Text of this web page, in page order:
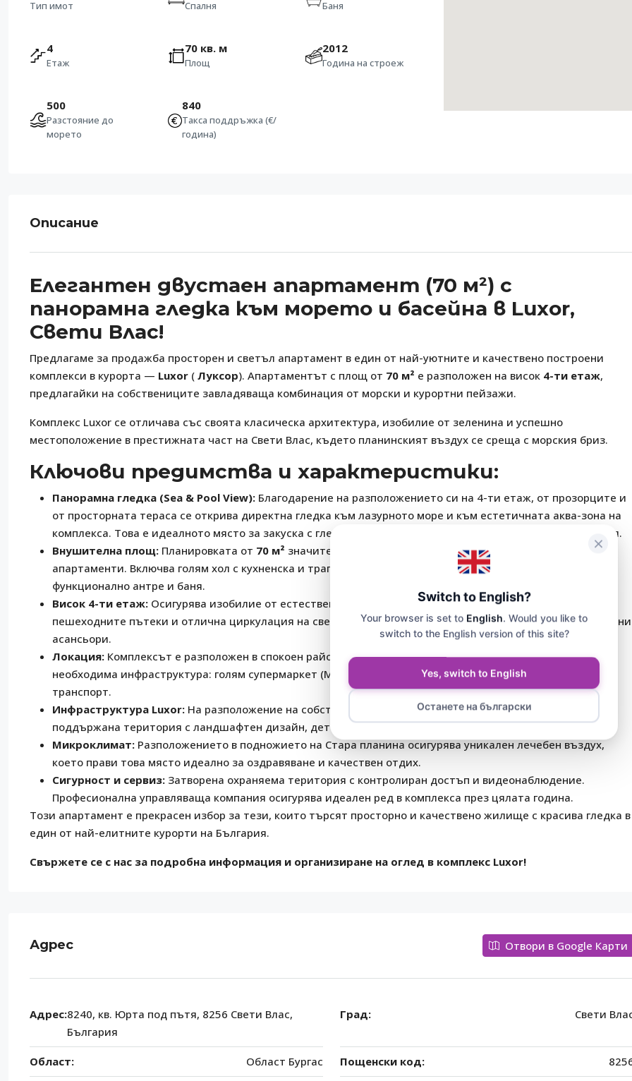
Тип имот Спалня Баня
4
Етаж
70 кв. м
Площ
2012
Година на строеж
500
Разстояние до
морето
840
Такса поддръжка (€/
година)
Описание
Елегантен двустаен апартамент (70 м²) с
панорамна гледка към морето и басейна в Luxor,
Свети Влас!
Предлагаме за продажба просторен и светъл апартамент в един от най-уютните и качествено построени
комплекси в курорта — Luxor ( Луксор). Апартаментът с площ от 70 м² е разположен на висок 4-ти етаж,
предлагайки на собствениците завладяваща комбинация от морски и курортни пейзажи.
Комплекс Luxor се отличава със своята класическа архитектура, изобилие от зеленина и успешно
местоположение в престижната част на Свети Влас, където планинският въздух се среща с морския бриз.
Ключови предимства и характеристики:
Панорамна гледка (Sea & Pool View): Благодарение на разположението си на 4-ти етаж, от прозорците и
от просторната тераса се открива директна гледка към лазурното море и към естетичната аква-зона на
комплекса. Това е идеалното място за закуска с гледка към залива и вечерен отдих под шума на прибоя.
Внушителна площ: Планировката от 70 м² значително превъзхожда средните стандарти за двустайни
апартаменти. Включва голям хол с кухненска и трапезарна зона, просторна самостоятелна спалня,
функционално антре и баня.
Висок 4-ти етаж: Осигурява изобилие от естествена светлина, лично пространство далеч от
пешеходните пътеки и отлична циркулация на свеж въздух. В сградата функционират модерни безшумни
асансьори.
Локация: Комплексът е разположен в спокоен район. На пешеходно разстояние се намира цялата
необходима инфраструктура: голям супермаркет (Mercury), аптеки, ресторанти и спирка на градския
транспорт.
Инфраструктура Luxor: На разположение на собствениците са голям открит басейн с детска секция,
поддържана територия с ландшафтен дизайн, детска площадка и уютен ресторант.
Микроклимат: Разположението в подножието на Стара планина осигурява уникален лечебен въздух,
което прави това място идеално за оздравяване и качествен отдих.
Сигурност и сервиз: Затворена охраняема територия с контролиран достъп и видеонаблюдение.
Професионална управляваща компания осигурява идеален ред в комплекса през цялата година.
Този апартамент е прекрасен избор за тези, които търсят просторно и качествено жилище с красива гледка в
един от най-елитните курорти на България.
Свържете се с нас за подробна информация и организиране на оглед в комплекс Luxor!
Адрес Отвори в Google Карти
Адрес:8240, кв. Юрта под пътя, 8256 Свети Влас,
България
Град: Свети
Област: Област Бургас Пощенски код:
Switch to English?
Your browser is set to English. Would you like to
switch to the English version of this site?
Yes, switch to English
Останете на български